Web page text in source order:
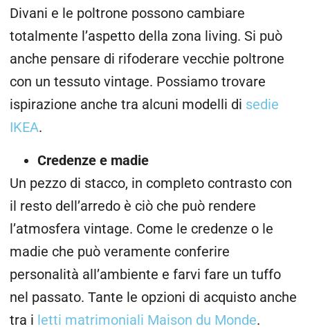
Divani e le poltrone possono cambiare
totalmente l’aspetto della zona living. Si può
anche pensare di rifoderare vecchie poltrone
con un tessuto vintage. Possiamo trovare
ispirazione anche tra alcuni modelli di sedie
IKEA.
Credenze e madie
Un pezzo di stacco, in completo contrasto con
il resto dell’arredo è ciò che può rendere
l’atmosfera vintage. Come le credenze o le
madie che può veramente conferire
personalità all’ambiente e farvi fare un tuffo
nel passato. Tante le opzioni di acquisto anche
tra i letti matrimoniali Maison du Monde.